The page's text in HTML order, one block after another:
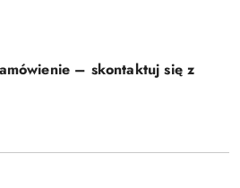
– skontaktuj się z